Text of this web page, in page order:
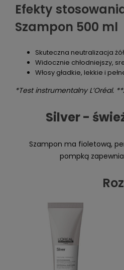
Efekty
Szampon 500 ml
Skuteczna neutralizacja
Widocznie chłodniejszy,
Włosy gładkie, lekkie i
*Test instrumentalny L’Oréal.
Silver -
Szampon ma fioletową,
pompką